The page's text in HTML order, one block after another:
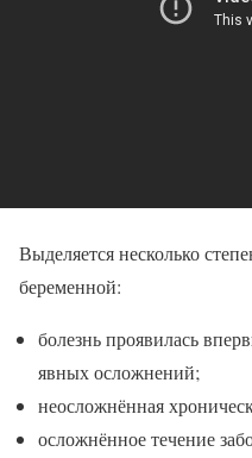
Выделяется несколько
беременной:
болезнь проявилась
явных осложнений;
неосложнённая
осложнённое течение